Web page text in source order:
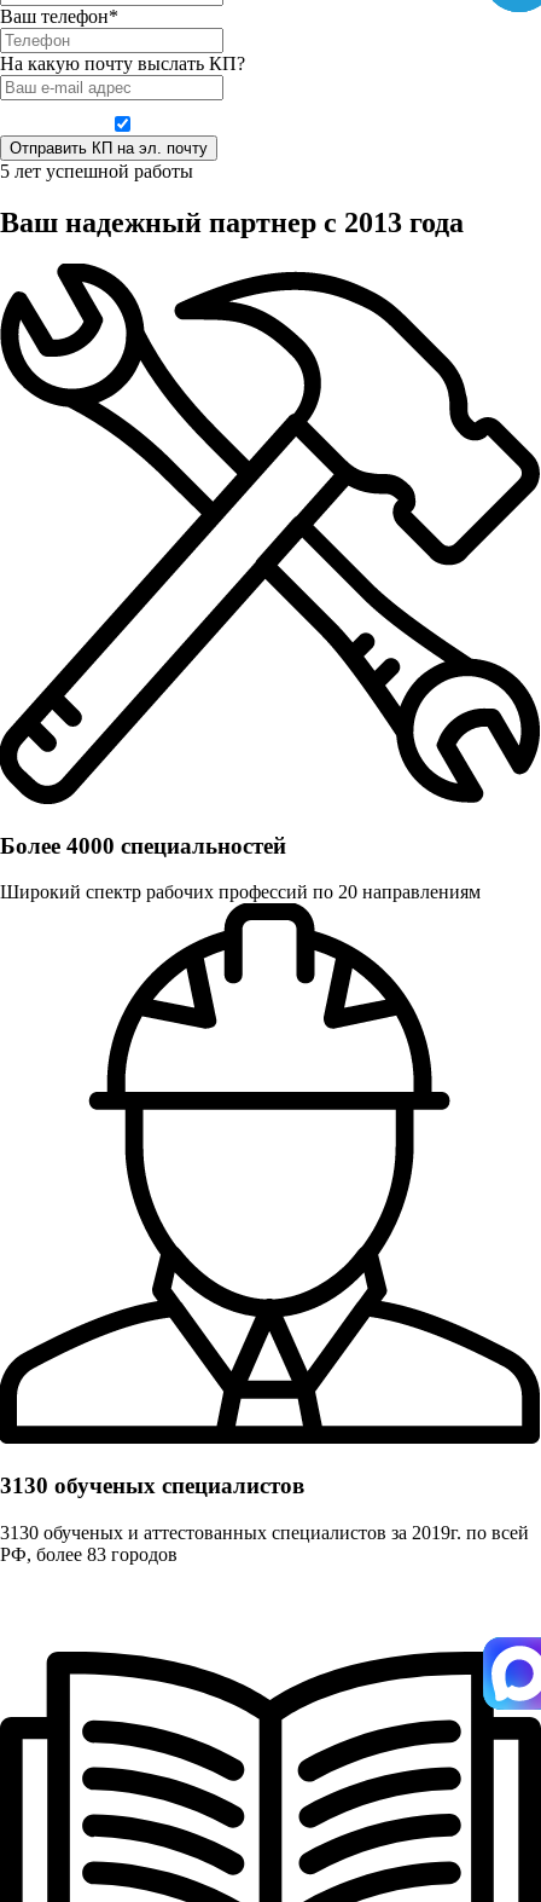
Ваш телефон*
На какую почту выслать КП?
5 лет успешной работы
Ваш надежный партнер с 2013 года
Более 4000 специальностей
Широкий спектр рабочих профессий по 20 направлениям
3130 обученых cпециалистов
3130 обученых и аттестованных специалистов за 2019г. по всей
РФ, более 83 городов